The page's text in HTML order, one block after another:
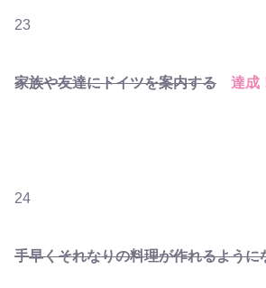
23
家族や友達にドイツを案内する 達成
24
手早くそれなりの料理が作れるように